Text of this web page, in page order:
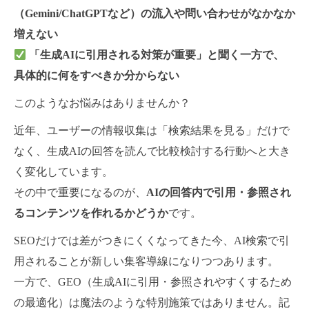
（Gemini/ChatGPTなど）の流入や問い合わせがなかなか
増えない
「生成AIに引用される対策が重要」と聞く一方で、
具体的に何をすべきか分からない
このようなお悩みはありませんか？
近年、ユーザーの情報収集は「検索結果を見る」だけで
なく、生成AIの回答を読んで比較検討する行動へと大き
く変化しています。
その中で重要になるのが、 AIの回答内で引用・参照され
るコンテンツを作れるかどうかです。
SEOだけでは差がつきにくくなってきた今、AI検索で引
用されることが新しい集客導線になりつつあります。
一方で、GEO（生成AIに引用・参照されやすくするため
の最適化）は魔法のような特別施策ではありません。記